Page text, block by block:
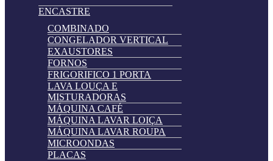
ENCASTRE
COMBINADO
CONGELADOR VERTICAL
EXAUSTORES
FORNOS
FRIGORIFICO 1 PORTA
LAVA LOUÇA E
MISTURADORAS
MÁQUINA CAFÉ
MÁQUINA LAVAR LOIÇA
MÁQUINA LAVAR ROUPA
MICROONDAS
PLACAS